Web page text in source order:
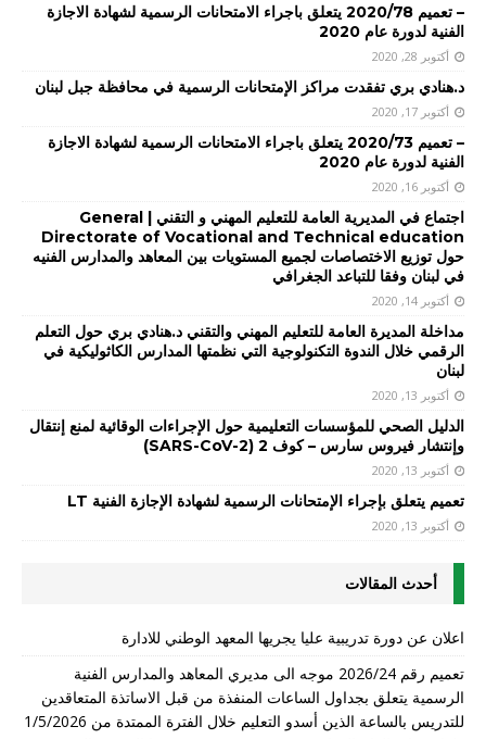
– تعميم 2020/78 يتعلق باجراء الامتحانات الرسمية لشهادة الاجازة
الفنية لدورة عام 2020
أكتوبر 28, 2020
د.هنادي بري تفقدت مراكز الإمتحانات الرسمية في محافظة جبل لبنان
أكتوبر 17, 2020
– تعميم 2020/73 يتعلق باجراء الامتحانات الرسمية لشهادة الاجازة
الفنية لدورة عام 2020
أكتوبر 16, 2020
اجتماع في المديرية العامة للتعليم المهني و التقني | General
Directorate of Vocational and Technical education
حول توزيع الاختصاصات لجميع المستويات بين المعاهد والمدارس الفنيه
في لبنان وفقا للتباعد الجغرافي
أكتوبر 14, 2020
مداخلة المديرة العامة للتعليم المهني والتقني د.هنادي بري حول التعلم
الرقمي خلال الندوة التكنولوجية التي نظمتها المدارس الكاثوليكية في
لبنان
أكتوبر 13, 2020
الدليل الصحي للمؤسسات التعليمية حول الإجراءات الوقائية لمنع إنتقال
وإنتشار فيروس سارس – كوف 2 (SARS-CoV-2)
أكتوبر 13, 2020
تعميم يتعلق بإجراء الإمتحانات الرسمية لشهادة الإجازة الفنية LT
أكتوبر 13, 2020
أحدث المقالات
اعلان عن دورة تدريبية عليا يجريها المعهد الوطني للادارة
تعميم رقم 2026/24 موجه الى مديري المعاهد والمدارس الفنية
الرسمية يتعلق بجداول الساعات المنفذة من قبل الاساتذة المتعاقدين
للتدريس بالساعة الذين أسدو التعليم خلال الفترة الممتدة من 1/5/2026